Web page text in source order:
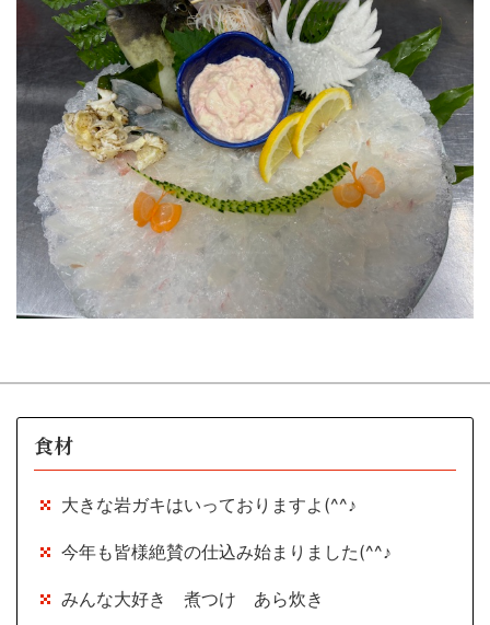
食材
大きな岩ガキはいっておりますよ(^^♪
今年も皆様絶賛の仕込み始まりました(^^♪
みんな大好き 煮つけ あら炊き